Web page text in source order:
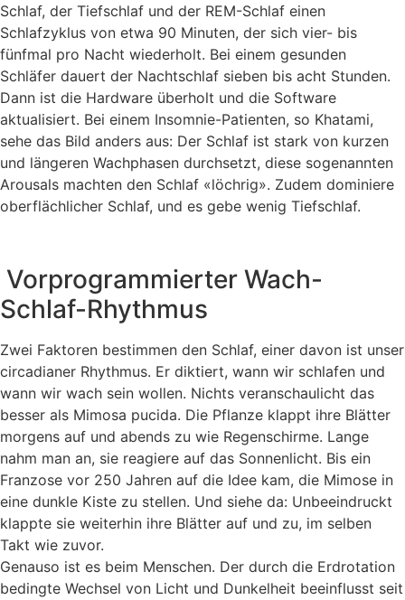
Schlaf, der Tiefschlaf und der REM-Schlaf einen
Schlafzyklus von etwa 90 Minuten, der sich vier- bis
fünfmal pro Nacht wiederholt. Bei einem gesunden
Schläfer dauert der Nachtschlaf sieben bis acht Stunden.
Dann ist die Hardware überholt und die Software
aktualisiert. Bei einem Insomnie-Patienten, so Khatami,
sehe das Bild anders aus: Der Schlaf ist stark von kurzen
und längeren Wachphasen durchsetzt, diese sogenannten
Arousals machten den Schlaf «löchrig». Zudem dominiere
oberflächlicher Schlaf, und es gebe wenig Tiefschlaf.
Vorprogrammierter Wach-
Schlaf-Rhythmus
Zwei Faktoren bestimmen den Schlaf, einer davon ist unser
circadianer Rhythmus. Er diktiert, wann wir schlafen und
wann wir wach sein wollen. Nichts veranschaulicht das
besser als Mimosa pucida. Die Pflanze klappt ihre Blätter
morgens auf und abends zu wie Regenschirme. Lange
nahm man an, sie reagiere auf das Sonnenlicht. Bis ein
Franzose vor 250 Jahren auf die Idee kam, die Mimose in
eine dunkle Kiste zu stellen. Und siehe da: Unbeeindruckt
klappte sie weiterhin ihre Blätter auf und zu, im selben
Takt wie zuvor.
Genauso ist es beim Menschen. Der durch die Erdrotation
bedingte Wechsel von Licht und Dunkelheit beeinflusst seit